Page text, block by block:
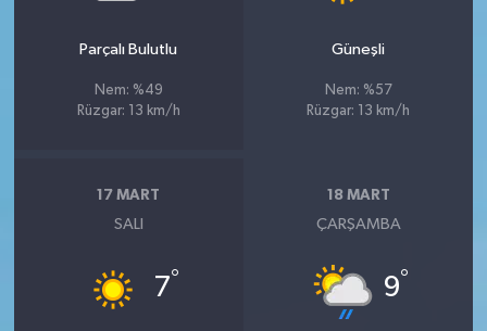
Parçalı Bulutlu
Nem: %49
Rüzgar: 13 km/h
Güneşli
Nem: %57
Rüzgar: 13 km/h
17 MART
SALI
7°
18 MART
ÇARŞAMBA
9°